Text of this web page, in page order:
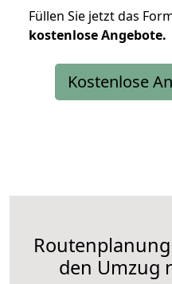
Füllen Sie jetzt das
kostenloseAngebote.
Kostenlose
den Umzug